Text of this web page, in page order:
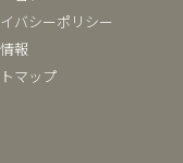
バシーポリシー
報
マップ